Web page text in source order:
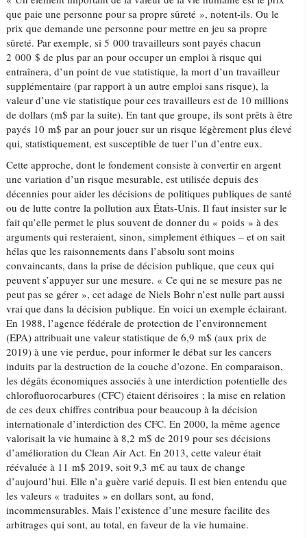
que paie une personne pour sa propre sûreté », notent-ils. Ou le
prix que demande une personne pour mettre en jeu sa propre
sûreté. Par exemple, si 5 000 travailleurs sont payés chacun
2 000 $ de plus par an pour occuper un emploi à risque qui
entraînera, d’un point de vue statistique, la mort d’un travailleur
supplémentaire (par rapport à un autre emploi sans risque), la
valeur d’une vie statistique pour ces travailleurs est de 10 millions
de dollars (m$ par la suite). En tant que groupe, ils sont prêts à être
payés 10 m$ par an pour jouer sur un risque légèrement plus élevé
qui, statistiquement, est susceptible de tuer l’un d’entre eux.
Cette approche, dont le fondement consiste à convertir en argent
une variation d’un risque mesurable, est utilisée depuis des
décennies pour aider les décisions de politiques publiques de santé
ou de lutte contre la pollution aux États-Unis. Il faut insister sur le
fait qu’elle permet le plus souvent de donner du « poids » à des
arguments qui resteraient, sinon, simplement éthiques – et on sait
hélas que les raisonnements dans l’absolu sont moins
convaincants, dans la prise de décision publique, que ceux qui
peuvent s’appuyer sur une mesure. « Ce qui ne se mesure pas ne
peut pas se gérer », cet adage de Niels Bohr n’est nulle part aussi
vrai que dans la décision publique. En voici un exemple éclairant.
En 1988, l’agence fédérale de protection de l’environnement
(EPA) attribuait une valeur statistique de 6,9 m$ (aux prix de
2019) à une vie perdue, pour informer le débat sur les cancers
induits par la destruction de la couche d’ozone. En comparaison,
les dégâts économiques associés à une interdiction potentielle des
chlorofluorocarbures (CFC) étaient dérisoires ; la mise en relation
de ces deux chiffres contribua pour beaucoup à la décision
internationale d’interdiction des CFC. En 2000, la même agence
valorisait la vie humaine à 8,2 m$ de 2019 pour ses décisions
d’amélioration du Clean Air Act. En 2013, cette valeur était
réévaluée à 11 m$ 2019, soit 9,3 m€ au taux de change
d’aujourd’hui. Elle n’a guère varié depuis. Il est bien entendu que
les valeurs « traduites » en dollars sont, au fond,
incommensurables. Mais l’existence d’une mesure facilite des
arbitrages qui sont, au total, en faveur de la vie humaine.